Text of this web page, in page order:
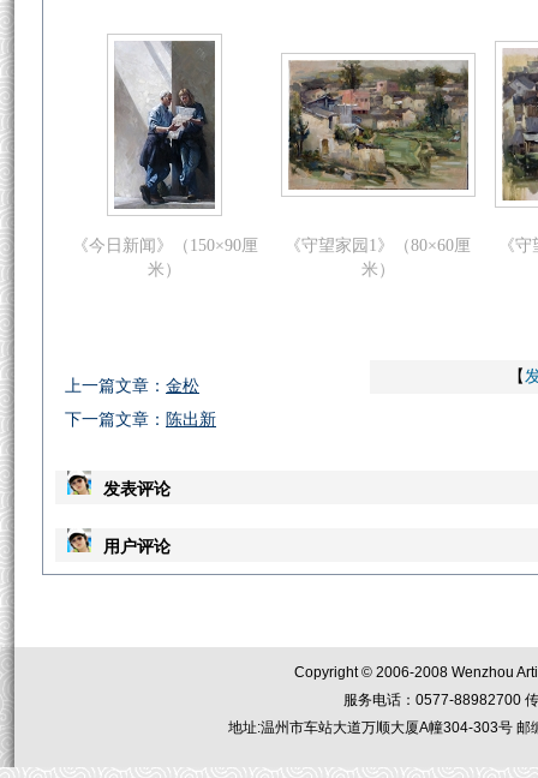
《今日新闻》（150×90厘
米）
《守望家园1》（80×60厘
米）
《
【
上一篇文章： 金松
下一篇文章： 陈出新
发表评论
用户评论
Copyright © 2006-2008 Wenzhou
服务电话：0577-88982700
地址:温州市车站大道万顺大厦A幢304-303号